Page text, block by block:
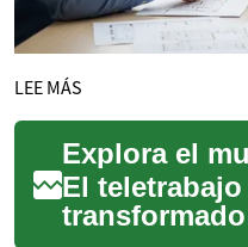
LEE MÁS
El teletrabajo